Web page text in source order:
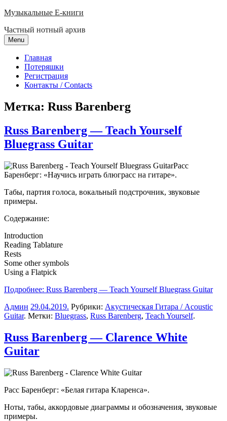
Skip
content
Музыкальные E-книги
Частный нотный архив
Menu
Главная
Потеряшки
Регистрация
Контакты / Contacts
Метка: Russ Barenberg
Russ Barenberg — Teach Yourself
Bluegrass Guitar
Расс
Баренберг: «Научись играть блюграсс на гитаре».
Табы, партия голоса, вокальный подстрочник, звуковые
примеры.
Содержание:
Introduction
Reading Tablature
Rests
Some other symbols
Using a Flatpick
Подробнее: Russ Barenberg — Teach Yourself Bluegrass Guitar
Админ 29.04.2019. Рубрики: Акустическая Гитара / Acoustic
Guitar. Метки: Bluegrass, Russ Barenberg, Teach Yourself.
Russ Barenberg — Clarence White
Guitar
Расс Баренберг: «Белая гитара Кларенса».
Ноты, табы, аккордовые диаграммы и обозначения, звуковые
примеры.